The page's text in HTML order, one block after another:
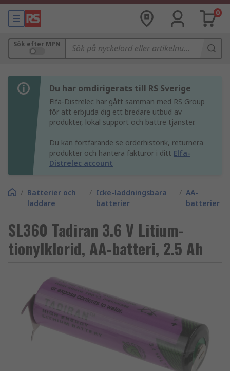
0
Sök efter MPN
Du har omdirigerats till RS Sverige
Elfa-Distrelec har gått samman med RS Group
för att erbjuda dig ett bredare utbud av
produkter, lokal support och bättre tjänster.
Du kan fortfarande se orderhistorik, returnera
produkter och hantera fakturor i ditt Elfa-
Distrelec account
/ Batterier och
laddare
/ Icke-laddningsbara
batterier
/ AA-
batterier
SL360 Tadiran 3.6 V Litium-
tionylklorid, AA-batteri, 2.5 Ah